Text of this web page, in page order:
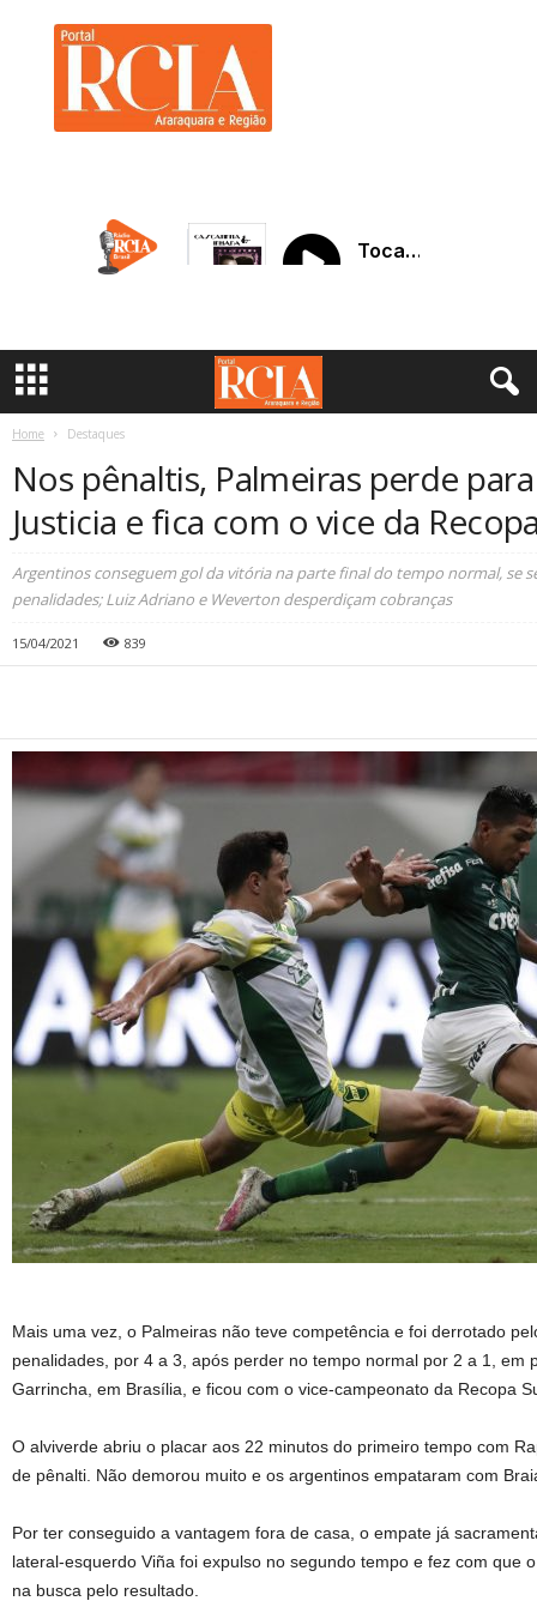
a
Home Destaques
Nos pênaltis, Palmeiras perde
Justicia e fica com o vice da
Argentinos conseguem gol da vitória na parte final do tempo normal, se
penalidades; Luiz Adriano e Weverton desperdiçam cobranças
15/04/2021 839
Mais uma vez, o Palmeiras não teve competência e foi derrotado
penalidades, por 4 a 3, após perder no tempo normal por 2 a 1, em
Garrincha, em Brasília, e ficou com o vice-campeonato da Recopa
O alviverde abriu o placar aos 22 minutos do primeiro tempo com
de pênalti. Não demorou muito e os argentinos empataram com
Por ter conseguido a vantagem fora de casa, o empate já
lateral-esquerdo Viña foi expulso no segundo tempo e fez com que
na busca pelo resultado.